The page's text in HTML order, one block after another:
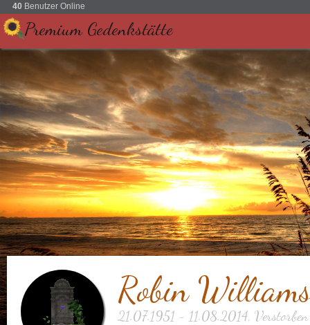
40 Benutzer Online
Premium Gedenkstätte
Robin
21.07.1951 - 11.08.2014,